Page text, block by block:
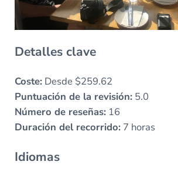
Detalles clave
Coste:Desde $259.62
Puntuación de la revisión:5.0
Número de reseñas:16
Duración del recorrido:7 horas
Idiomas